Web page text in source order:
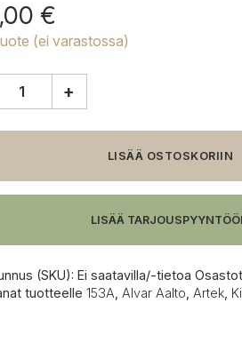
€
(ei varastossa)
+
LISÄÄ OSTOSKORIIN
LISÄÄ
(SKU): Ei saatavilla/-tietoa
tuotteelle 153A Alvar Aalto Artek,